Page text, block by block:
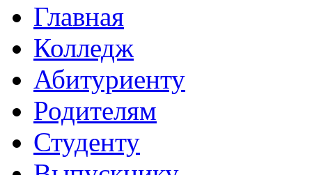
Главная
Колледж
Абитуриенту
Родителям
Студенту